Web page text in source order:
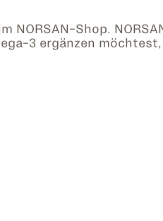
NORSAN-Shop.
3 ergänzen